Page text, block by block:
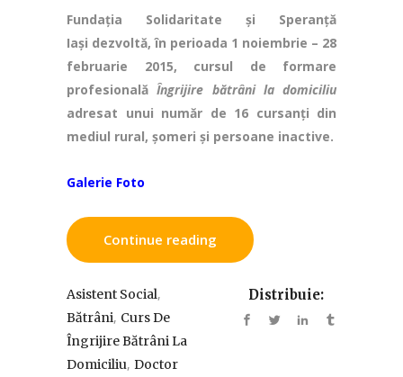
Fundația Solidaritate și Speranță
Iași dezvoltă, în perioada 1 noiembrie – 28
februarie 2015, cursul de formare
profesionalăÎngrijire bătrâni la domiciliu
adresat unui număr de 16 cursanți din
mediul rural, șomeri și persoane inactive.
Galerie Foto
Continue reading
Asistent Social,
Bătrâni, Curs De
Îngrijire Bătrâni La
Domiciliu, Doctor
Distribuie: